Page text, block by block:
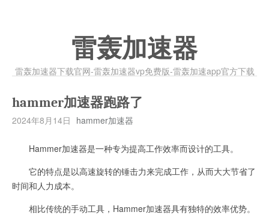
雷轰加速器
雷轰加速器下载官网-雷轰加速器vp免费版-雷轰加速app官方下载
hammer加速器跑路了
2024年8月14日 hammer加速器
Hammer加速器是一种专为提高工作效率而设计的工具。
它的特点是以高速旋转的锤击力来完成工作，从而大大节省了
时间和人力成本。
相比传统的手动工具，Hammer加速器具有独特的效率优势。